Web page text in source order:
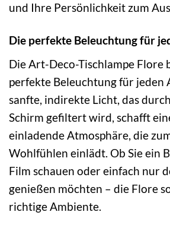
und Ihre Persönlichkeit zum
Die perfekte Beleuchtung für
Die Art-Deco-Tischlampe Flore
perfekte Beleuchtung für jeden
sanfte, indirekte Licht, das
Schirm gefiltert wird, schafft
einladende Atmosphäre, die
Wohlfühlen einlädt. Ob Sie ein
Film schauen oder einfach nur
genießen möchten – die Flore
richtige Ambiente.